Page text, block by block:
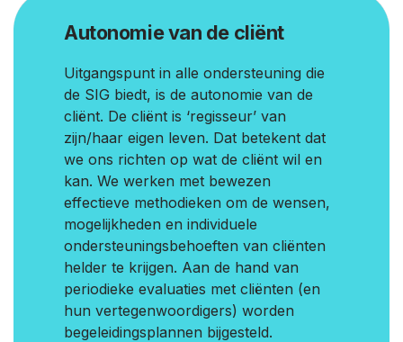
Autonomie van de cliënt
Uitgangspunt in alle ondersteuning die
de SIG biedt, is de autonomie van de
cliënt. De cliënt is ‘regisseur’ van
zijn/haar eigen leven. Dat betekent dat
we ons richten op wat de cliënt wil en
kan. We werken met bewezen
effectieve methodieken om de wensen,
mogelijkheden en individuele
ondersteuningsbehoeften van cliënten
helder te krijgen. Aan de hand van
periodieke evaluaties met cliënten (en
hun vertegenwoordigers) worden
begeleidingsplannen bijgesteld.